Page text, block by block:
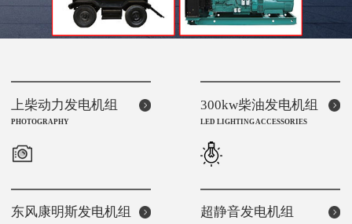
上柴动力发电机组
PHOTOGRAPHY
300kw柴油发电机组
LED LIGHTING ACCESSORIES
东风康明斯发电机组 超静音发电机组